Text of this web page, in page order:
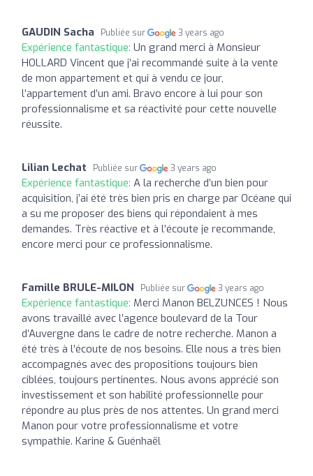
GAUDIN Sacha Publiée sur 3 years ago
Expérience fantastique: Un grand merci à Monsieur
HOLLARD Vincent que j’ai recommandé suite à la vente
de mon appartement et qui à vendu ce jour,
l’appartement d’un ami. Bravo encore à lui pour son
professionnalisme et sa réactivité pour cette nouvelle
réussite.
Lilian Lechat Publiée sur 3 years ago
Expérience fantastique: A la recherche d’un bien pour
acquisition, j’ai été très bien pris en charge par Océane qui
a su me proposer des biens qui répondaient à mes
demandes. Très réactive et à l’écoute je recommande,
encore merci pour ce professionnalisme.
Famille BRULE-MILON Publiée sur 3 years ago
Expérience fantastique: Merci Manon BELZUNCES ! Nous
avons travaillé avec l’agence boulevard de la Tour
d’Auvergne dans le cadre de notre recherche. Manon a
été très à l’écoute de nos besoins. Elle nous a très bien
accompagnés avec des propositions toujours bien
ciblées, toujours pertinentes. Nous avons apprécié son
investissement et son habilité professionnelle pour
répondre au plus près de nos attentes. Un grand merci
Manon pour votre professionnalisme et votre
sympathie. Karine & Guénhaël